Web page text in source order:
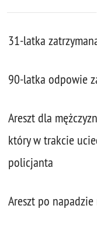
31-latka
90-latka odpowie
Areszt dla
który w trakcie
policjanta
Areszt po